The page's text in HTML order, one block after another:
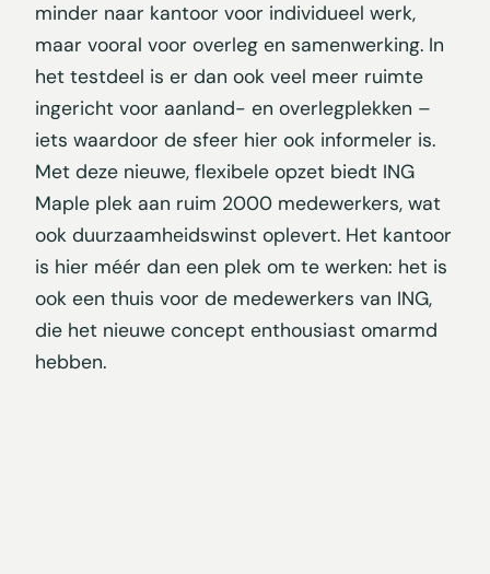
minder naar kantoor voor individueel werk,
maar vooral voor overleg en samenwerking. In
het testdeel is er dan ook veel meer ruimte
ingericht voor aanland- en overlegplekken –
iets waardoor de sfeer hier ook informeler is.
Met deze nieuwe, flexibele opzet biedt ING
Maple plek aan ruim 2000 medewerkers, wat
ook duurzaamheidswinst oplevert. Het kantoor
is hier méér dan een plek om te werken: het is
ook een thuis voor de medewerkers van ING,
die het nieuwe concept enthousiast omarmd
hebben.